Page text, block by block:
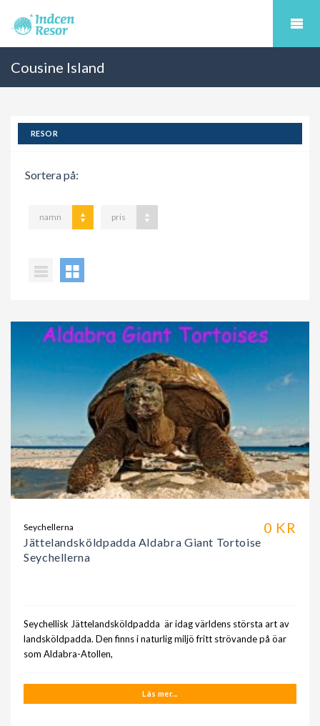
Cousine Island
RESOR
Sortera på:
namn pris
0 KR
Seychellerna
Jättelandsköldpadda Aldabra Giant Tortoise
Seychellerna
Seychellisk Jättelandsköldpadda är idag världens största art av
landsköldpadda. Den finns i naturlig miljö fritt strövande på öar
som Aldabra-Atollen,
Läs mer...